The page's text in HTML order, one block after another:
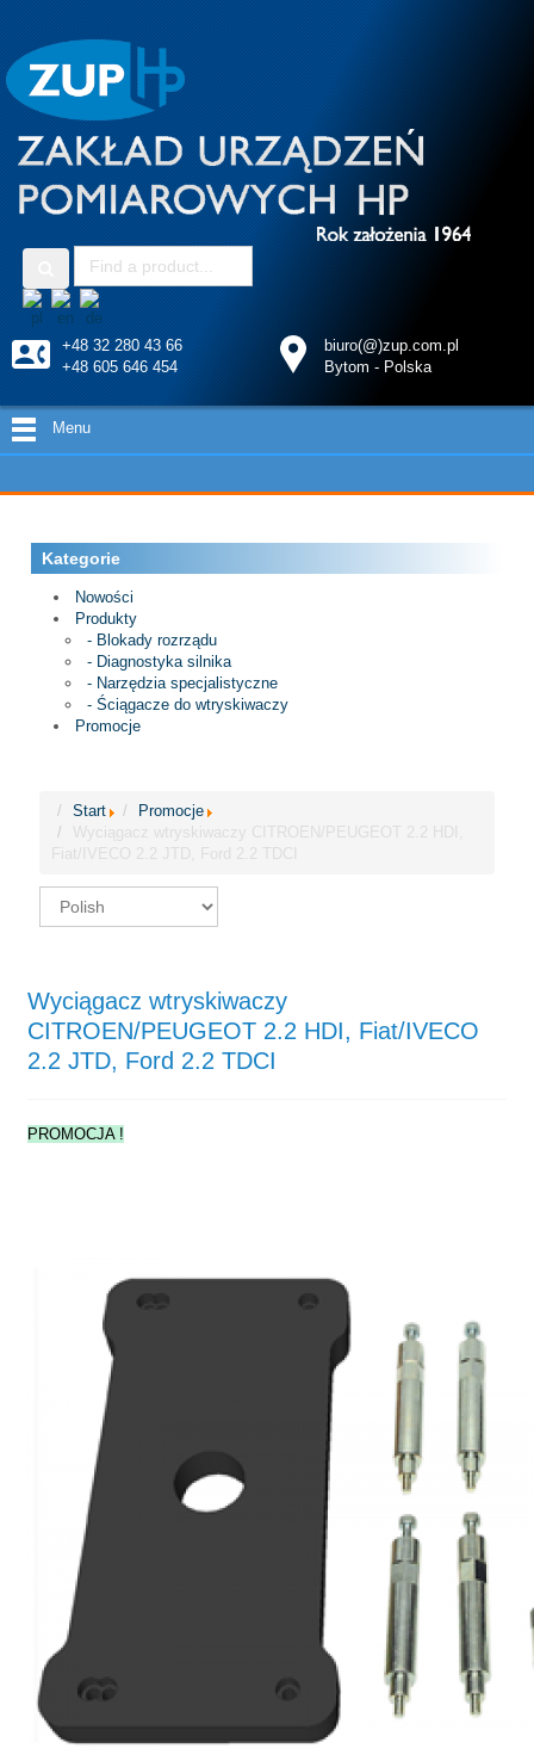
+48 32 280 43 66
+48 605 646 454
biuro(@)zup.com.pl
Bytom - Polska
Menu
Kategorie
Nowości
Produkty
- Blokady rozrządu
- Diagnostyka silnika
- Narzędzia specjalistyczne
- Ściągacze do wtryskiwaczy
Promocje
Start
Promocje
Wyciągacz wtryskiwaczy CITROEN/PEUGEOT 2.2 HDI,
Fiat/IVECO 2.2 JTD, Ford 2.2 TDCI
Wyciągacz wtryskiwaczy
CITROEN/PEUGEOT 2.2 HDI, Fiat/IVECO
2.2 JTD, Ford 2.2 TDCI
PROMOCJA !